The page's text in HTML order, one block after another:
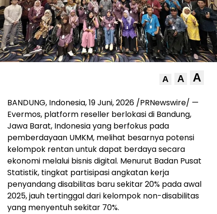
A A A
BANDUNG, Indonesia,19 Juni, 2026 /PRNewswire/ —
Evermos, platform reseller berlokasi di Bandung,
Jawa Barat, Indonesia yang berfokus pada
pemberdayaan UMKM, melihat besarnya potensi
kelompok rentan untuk dapat berdaya secara
ekonomi melalui bisnis digital. Menurut Badan Pusat
Statistik, tingkat partisipasi angkatan kerja
penyandang disabilitas baru sekitar 20% pada awal
2025, jauh tertinggal dari kelompok non-disabilitas
yang menyentuh sekitar 70%.